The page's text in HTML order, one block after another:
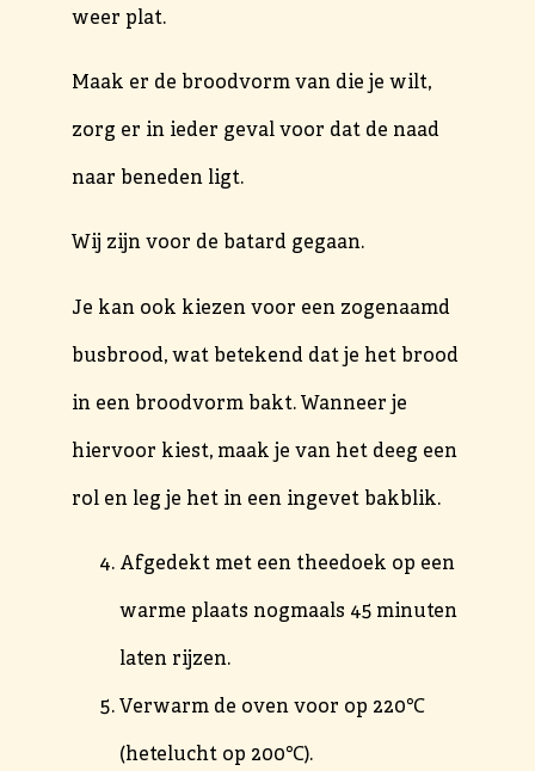
weer plat.
Maak er de broodvorm van die je wilt,
zorg er in ieder geval voor dat de naad
naar beneden ligt.
Wij zijn voor de batard gegaan.
Je kan ook kiezen voor een zogenaamd
busbrood, wat betekend dat je het brood
in een broodvorm bakt. Wanneer je
hiervoor kiest, maak je van het deeg een
rol en leg je het in een ingevet bakblik.
Afgedekt met een theedoek op een
warme plaats nogmaals 45 minuten
laten rijzen.
Verwarm de oven voor op 220℃
(hetelucht op 200℃).